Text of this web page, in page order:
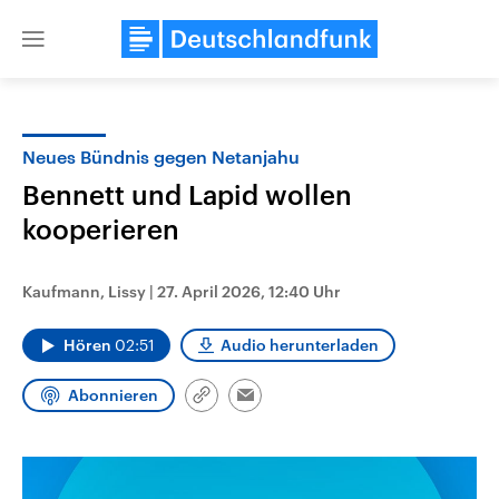
Close
Landtagswahl Sachsen-Anhalt
2026
September 2026 einen neuen
Landtag. Seit 2021 wird das
Bundesland von einer Koalition aus
gehören die Vereinigten
den mächtigsten Ländern
mit großem Einfluss auf
Neues Bündnis gegen Netanjahu
Bennett und Lapid wollen
kooperieren
Kaufmann, Lissy | 27. April 2026, 12:40 Uhr
Hören 02:51 Audio herunterladen
Abonnieren
Link
Email